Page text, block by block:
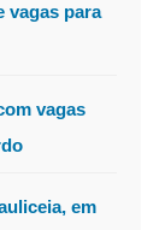
vagas para
vagas
em